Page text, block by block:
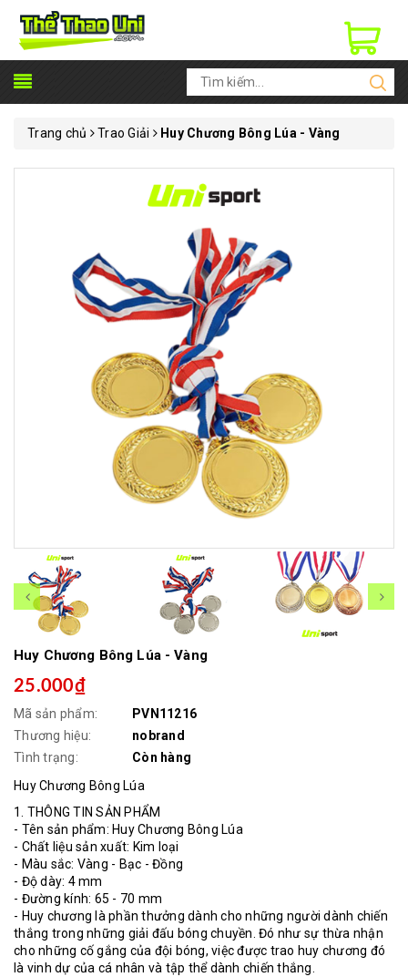
Trang chủ Trao Giải Huy Chương Bông Lúa - Vàng
Huy Chương Bông Lúa - Vàng
25.000₫
Mã sản phẩm:
PVN11216
Thương hiệu:
nobrand
Tình trạng:
Còn hàng
Huy Chương Bông Lúa
1. THÔNG TIN SẢN PHẨM
- Tên sản phẩm: Huy Chương Bông Lúa
- Chất liệu sản xuất: Kim loại
- Màu sắc: Vàng - Bạc - Đồng
- Độ dày: 4 mm
- Đường kính: 65 - 70 mm
- Huy chương là phần thưởng dành cho những người dành chiến
thắng trong những giải đấu bóng chuyền. Đó như sự thừa nhận
cho những cố gắng của đội bóng, việc được trao huy chương đó
là vinh dự của cá nhân và tập thể dành chiến thắng.